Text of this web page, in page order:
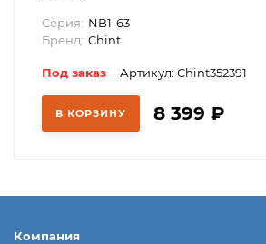
Серия: NB1-63
Бренд: Chint
Под заказ Артикул: Chint352391
В КОРЗИНУ 8 399 ₽
Компания